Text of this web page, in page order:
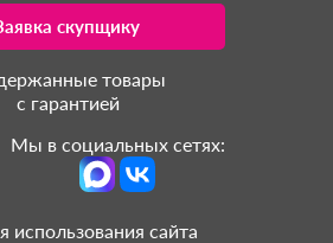
скупщику
товары
с гарантией
Мы в социальных сетях:
использования сайта